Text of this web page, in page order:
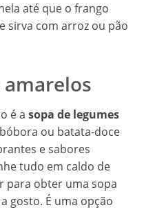
até que o frango
sirva com arroz ou pão
amarelos
é a sopa de legumes
ou batata-doce
e sabores
tudo em caldo de
para obter uma sopa
gosto. É uma opção